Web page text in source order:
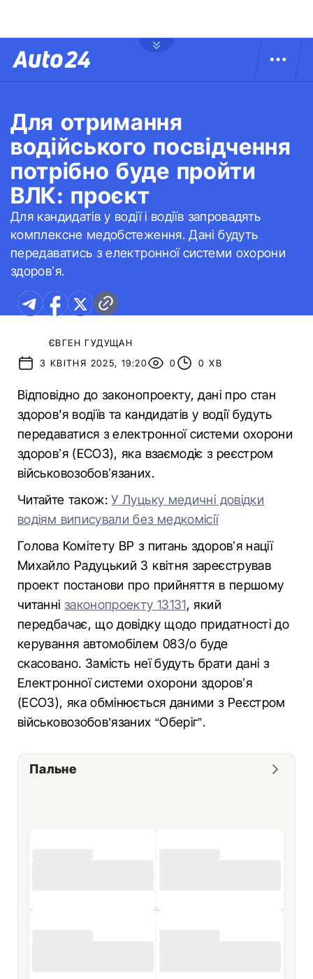
Для отримання
водійського посвідчення
потрібно буде пройти
ВЛК: проєкт
Для кандидатів у водії і водіїв запровадять
комплексне медобстеження. Дані будуть
передаватись з електронної системи охорони
здоровʼя.
ЄВГЕН ГУДУЩАН
3 КВІТНЯ 2025, 19:20
0 0 ХВ
Відповідно до законопроекту, дані про стан
здоров'я водіїв та кандидатів у водії будуть
передаватися з електронної системи охорони
здоровʼя (ЕСОЗ), яка взаємодіє з реєстром
військовозобовʼязаних.
Читайте також:У Луцьку медичні довідки
водіям виписували без медкомісії
Голова Комітету ВР з питань здоровʼя нації
Михайло Радуцький 3 квітня зареєстрував
проект постанови про прийняття в першому
читанні законопроекту 13131, який
передбачає, що довідку щодо придатності до
керування автомобілем 083/о буде
скасовано. Замість неї будуть брати дані з
Електронної системи охорони здоровʼя
(ЕСОЗ), яка обмінюється даними з Реєстром
військовозобов’язаних “Оберіг”.
Пальне